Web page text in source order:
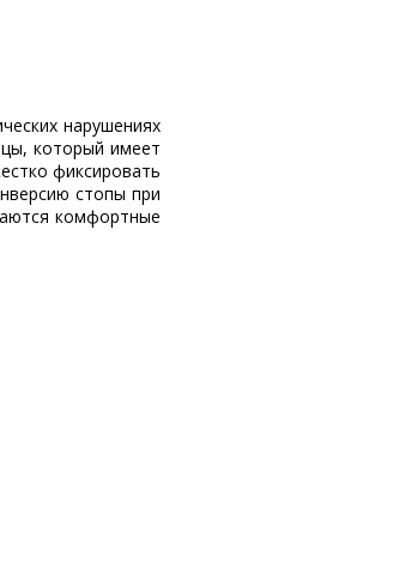
нарушениях
который имеет
фиксировать
стопы при
комфортные